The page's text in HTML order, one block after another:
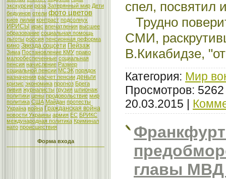
экскурсии роза Затерянный мир Дети
бедуинов отели фото цветов
киев лилии контраст подсолнух
ИРИСЫ ирис впечатления высшее
образование социальная помощь
льготы россия пенсионная реформа
кино Звезда соцсети Пейзаж
Зима Постановление КМУ право
малообеспеченные социальная
пенсия начисление Размер
социальной пенсии МСЭК порядок
назначения расчет пенсии деньги
кризис экономика прогноз Брега
ливия журналисты грузия шпионаж
политики цены продовольствие мир
политика США Майдан протесты
Україна война Гражданская война
новости Украины армия ЕС БРИКС
международная политика Криминал
нато происшествия
Форма входа
спел, посвятил
Трудно
СМИ,
В.Кикабидзе,
Категория: Мир
Просмотров:
20.03.2015
главы МВД